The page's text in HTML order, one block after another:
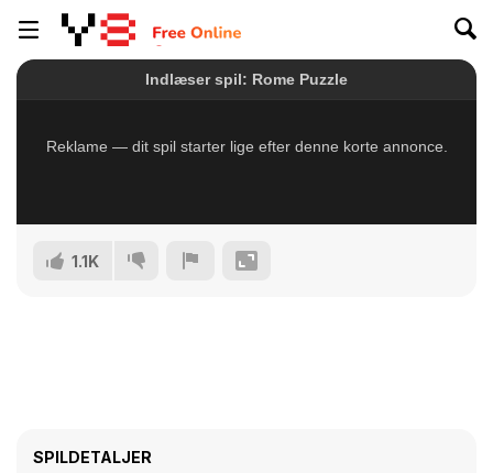
1.1K
SPILDETALJER